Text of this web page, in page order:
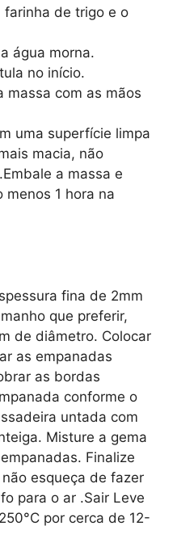
farinha de trigo e o
água morna.
no início.
massa com as mãos
uma superfície limpa
macia, não
a massa e
menos 1 hora na
fina de 2mm
que preferir,
de diâmetro. Colocar
as empanadas
as bordas
conforme o
untada com
Misture a gema
Finalize
esqueça de fazer
para o ar .Sair Leve
por cerca de 12-